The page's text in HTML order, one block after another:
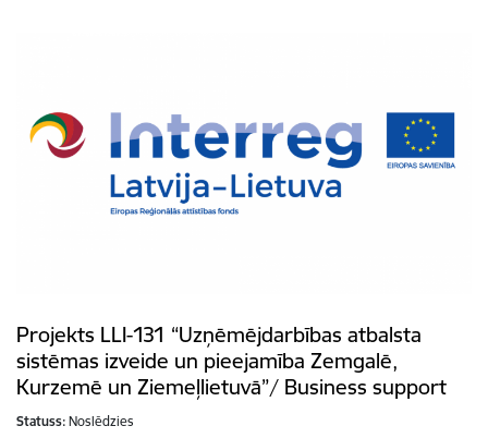
Projekts LLI-131 “Uzņēmējdarbības atbalsta
sistēmas izveide un pieejamība Zemgalē,
Kurzemē un Ziemeļlietuvā”/ Business support
Statuss: Noslēdzies